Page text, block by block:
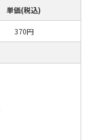
単価(税込)
370円